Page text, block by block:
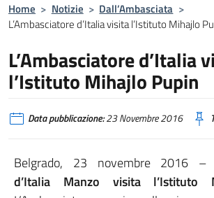
Home > Notizie > Dall’Ambasciata >
L’Ambasciatore d’Italia visita l’Istituto Mihajlo
L’Ambasciatore d’Italia
l’Istituto Mihajlo Pupin
Data pubblicazione:23 Novembre 2016
Belgrado, 23 novembre 2016 –
d’Italia Manzo visita l’Istituto